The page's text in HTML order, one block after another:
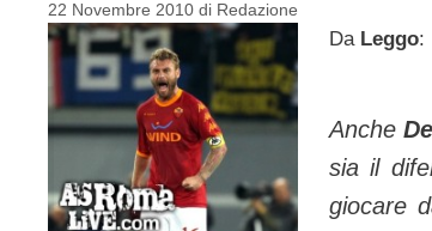
22 Novembre 2010 di Redazione
Da Leggo:
Anche
sia il
giocare